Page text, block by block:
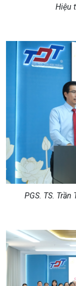
Hiệu
PGS. TS.